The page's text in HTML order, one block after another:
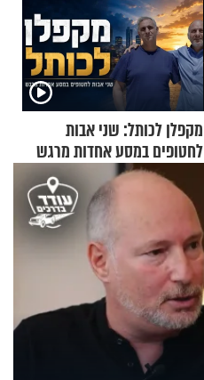
מקפלן לכותל: שני אבות
לחטופים במסע אחדות מרגש